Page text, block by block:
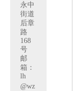
永中
街道
后章
路
168
号
邮
箱：
lh
@wz